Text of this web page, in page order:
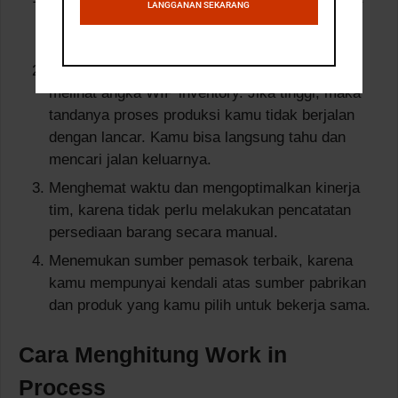
Menemukan masalah bisnis lebih cepat dengan
melihat angka WIP inventory. Jika tinggi, maka
tandanya proses produksi kamu tidak berjalan
dengan lancar. Kamu bisa langsung tahu dan
mencari jalan keluarnya.
Menghemat waktu dan mengoptimalkan kinerja
tim, karena tidak perlu melakukan pencatatan
persediaan barang secara manual.
Menemukan sumber pemasok terbaik, karena
kamu mempunyai kendali atas sumber pabrikan
dan produk yang kamu pilih untuk bekerja sama.
Cara Menghitung Work in
Process
LANGGANAN SEKARANG